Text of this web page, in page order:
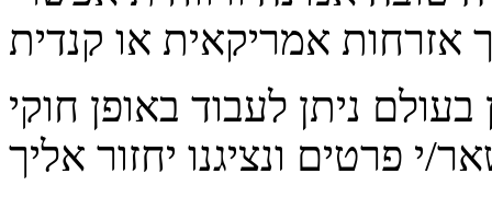
אזרחות אמריקאית או קנדית
ניתן לעבוד באופן חוקי